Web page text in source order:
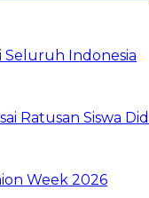
Seluruh Indonesia
Ratusan Siswa
Week 2026